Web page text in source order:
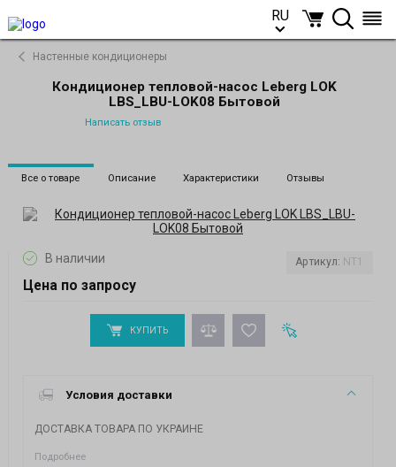
RU
Настенные кондиционеры
Кондиционер тепловой-насос Leberg LOK
LBS_LBU-LOK08 Бытовой
Написать отзыв
Все о товаре Описание Характеристики Отзывы
В наличии
Цена по запросу
Артикул: NT1
КУПИТЬ
Условия доставки
ДОСТАВКА ТОВАРА ПО УКРАИНЕ
Подробнее